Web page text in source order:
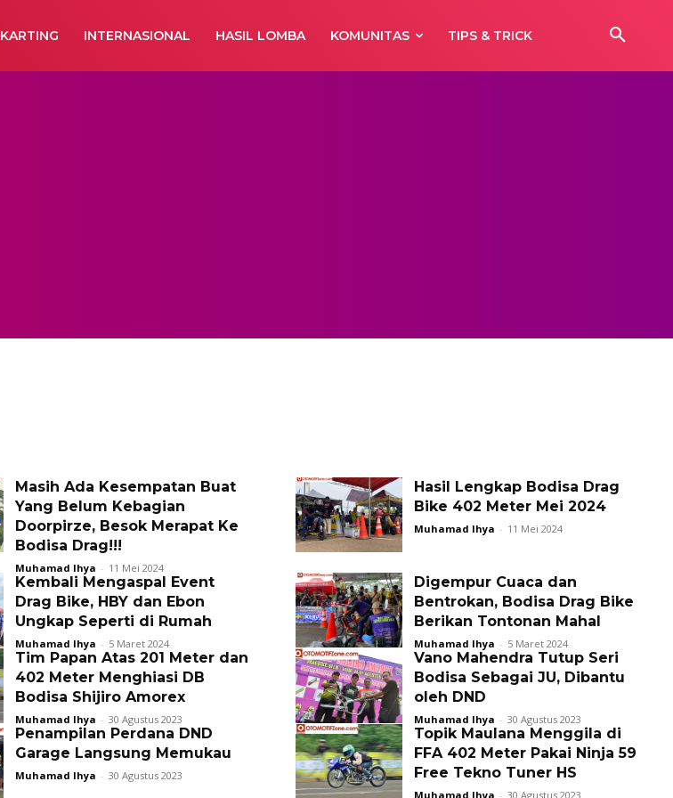
KARTING INTERNASIONAL HASIL LOMBA KOMUNITAS TIPS & TRICK
Masih Ada Kesempatan Buat
Yang Belum Kebagian
Doorpirze, Besok Merapat Ke
Bodisa Drag!!!
Muhamad Ihya - 11 Mei 2024
Hasil Lengkap Bodisa Drag
Bike 402 Meter Mei 2024
Muhamad Ihya - 11 Mei 2024
Kembali Mengaspal Event
Drag Bike, HBY dan Ebon
Ungkap Seperti di Rumah
Muhamad Ihya - 5 Maret 2024
Digempur Cuaca dan
Bentrokan, Bodisa Drag Bike
Berikan Tontonan Mahal
Muhamad Ihya - 5 Maret 2024
Tim Papan Atas 201 Meter dan
402 Meter Menghiasi DB
Bodisa Shijiro Amorex
Muhamad Ihya - 30 Agustus 2023
Vano Mahendra Tutup Seri
Bodisa Sebagai JU, Dibantu
oleh DND
Muhamad Ihya - 30 Agustus 2023
Penampilan Perdana DND
Garage Langsung Memukau
Muhamad Ihya - 30 Agustus 2023
Topik Maulana Menggila di
FFA 402 Meter Pakai Ninja 59
Free Tekno Tuner HS
Muhamad Ihya - 30 Agustus 2023